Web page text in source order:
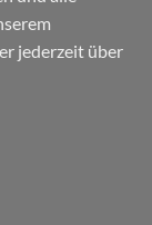
jederzeit über